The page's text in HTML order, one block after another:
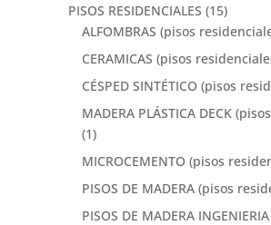
PISOS RESIDENCIALES (15)
ALFOMBRAS (pisos
CERAMICAS (pisos
CÉSPED SINTÉTICO (pisos
MADERA PLÁSTICA DECK
(1)
MICROCEMENTO (pisos
PISOS DE MADERA (pisos
PISOS DE MADERA